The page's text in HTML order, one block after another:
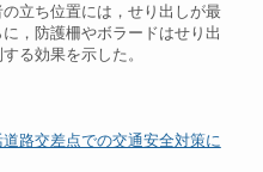
立ち位置には，せり出しが最
，防護柵やボラードはせり出
る効果を示した。
路交差点での交通安全対策に